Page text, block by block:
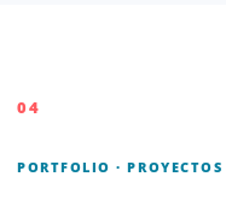
04
PORTFOLIO · PROYECTOS